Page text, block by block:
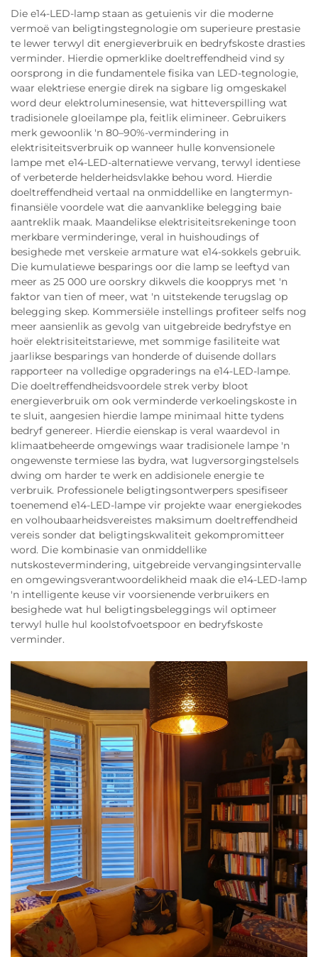
Die e14-LED-lamp staan as getuienis vir die moderne
vermoë van beligtingstegnologie om superieure prestasie
te lewer terwyl dit energieverbruik en bedryfskoste drasties
verminder. Hierdie opmerklike doeltreffendheid vind sy
oorsprong in die fundamentele fisika van LED-tegnologie,
waar elektriese energie direk na sigbare lig omgeskakel
word deur elektroluminesensie, wat hitteverspilling wat
tradisionele gloeilampe pla, feitlik elimineer. Gebruikers
merk gewoonlik 'n 80–90%-vermindering in
elektrisiteitsverbruik op wanneer hulle konvensionele
lampe met e14-LED-alternatiewe vervang, terwyl identiese
of verbeterde helderheidsvlakke behou word. Hierdie
doeltreffendheid vertaal na onmiddellike en langtermyn-
finansiële voordele wat die aanvanklike belegging baie
aantreklik maak. Maandelikse elektrisiteitsrekeninge toon
merkbare verminderinge, veral in huishoudings of
besighede met verskeie armature wat e14-sokkels gebruik.
Die kumulatiewe besparings oor die lamp se leeftyd van
meer as 25 000 ure oorskry dikwels die koopprys met 'n
faktor van tien of meer, wat 'n uitstekende terugslag op
belegging skep. Kommersiële instellings profiteer selfs nog
meer aansienlik as gevolg van uitgebreide bedryfstye en
hoër elektrisiteitstariewe, met sommige fasiliteite wat
jaarlikse besparings van honderde of duisende dollars
rapporteer na volledige opgraderings na e14-LED-lampe.
Die doeltreffendheidsvoordele strek verby bloot
energieverbruik om ook verminderde verkoelingskoste in
te sluit, aangesien hierdie lampe minimaal hitte tydens
bedryf genereer. Hierdie eienskap is veral waardevol in
klimaatbeheerde omgewings waar tradisionele lampe 'n
ongewenste termiese las bydra, wat lugversorgingstelsels
dwing om harder te werk en addisionele energie te
verbruik. Professionele beligtingsontwerpers spesifiseer
toenemend e14-LED-lampe vir projekte waar energiekodes
en volhoubaarheidsvereistes maksimum doeltreffendheid
vereis sonder dat beligtingskwaliteit gekompromitteer
word. Die kombinasie van onmiddellike
nutskostevermindering, uitgebreide vervangingsintervalle
en omgewingsverantwoordelikheid maak die e14-LED-lamp
'n intelligente keuse vir voorsienende verbruikers en
besighede wat hul beligtingsbeleggings wil optimeer
terwyl hulle hul koolstofvoetspoor en bedryfskoste
verminder.